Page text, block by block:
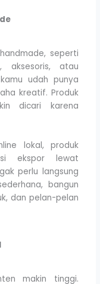
seperti
aksesoris, atau
udah punya
kreatif. Produk
dicari karena
lokal, produk
ekspor lewat
perlu langsung
bangun
dan pelan-pelan
makin tinggi.